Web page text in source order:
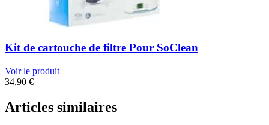
Kit de cartouche de filtre Pour SoClean
Voir le produit
34,90 €
Articles similaires